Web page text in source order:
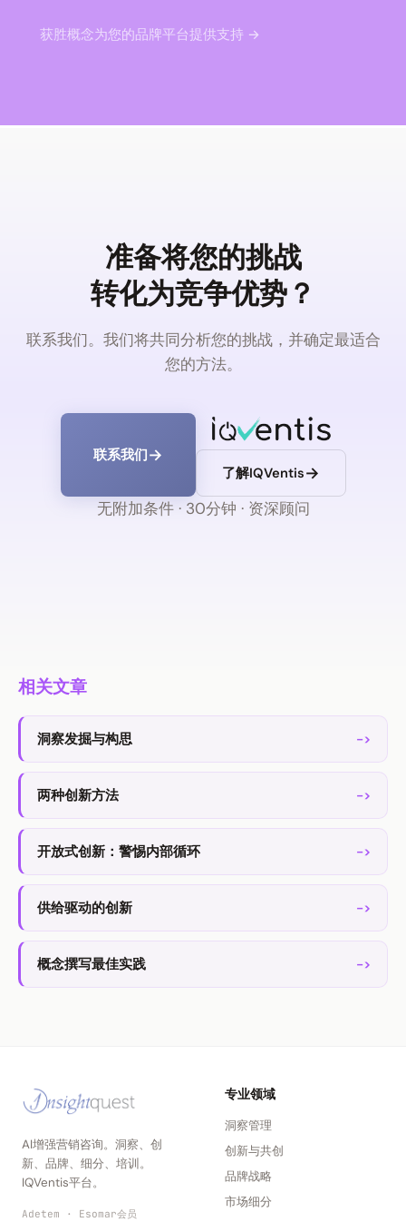
获胜概念为您的品牌平台提供支持 →
准备将您的挑战
转化为竞争优势？
联系我们。我们将共同分析您的挑战，并确定最适合
您的方法。
联系我们
了解IQVentis
无附加条件 · 30分钟 · 资深顾问
相关文章
洞察发掘与构思 ->
两种创新方法 ->
开放式创新：警惕内部循环 ->
供给驱动的创新 ->
概念撰写最佳实践 ->
AI增强营销咨询。洞察、创
新、品牌、细分、培训。
IQVentis平台。
Adetem · Esomar会员
专业领域
洞察管理
创新与共创
品牌战略
市场细分